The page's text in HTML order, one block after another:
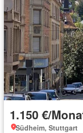
1.150 €/
Südheim, Stuttgart